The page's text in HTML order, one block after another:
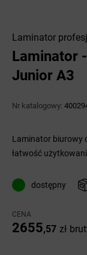
Laminator
Laminator
Junior A3
Nr katalogowy:
Laminator biurowy
łatwość
dostępny
CENA
2655,57 zł